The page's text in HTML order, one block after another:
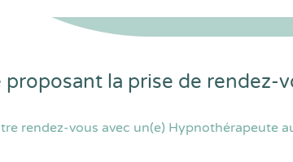
la prise de rendez-
rendez-vous avec un(e) Hypnothérapeute